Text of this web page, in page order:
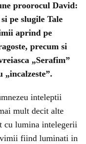
proorocul David:
pe slugile Tale
aprind pe
precum si
„Serafim”
„incalzeste”.
inteleptii
mult decit alte
cu lumina intelegerii
fiind luminati in